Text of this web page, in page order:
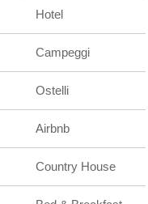
Hotel
Campeggi
Ostelli
Airbnb
Country House